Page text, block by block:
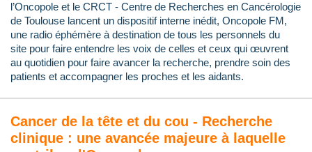
l’Oncopole et le CRCT - Centre de Recherches en Cancérologie
de Toulouse lancent un dispositif interne inédit, Oncopole FM,
une radio éphémère à destination de tous les personnels du
site pour faire entendre les voix de celles et ceux qui œuvrent
au quotidien pour faire avancer la recherche, prendre soin des
patients et accompagner les proches et les aidants.
Cancer de la tête et du cou - Recherche
clinique : une avancée majeure à laquelle